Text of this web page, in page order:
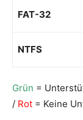
FAT-32
NTFS
Grün =
/ Rot = Keine